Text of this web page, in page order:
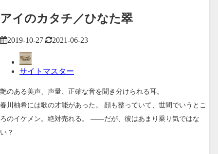
アイのカタチ／ひなた翠
2019-10-27 2021-06-23
サイトマスター
艶のある美声、声量、正確な音を聞き分けられる耳。
春川柚希には歌の才能があった。 顔も整っていて、世間でいうとこ
ろのイケメン。絶対売れる。 ――だが、彼はあまり乗り気ではな
い？